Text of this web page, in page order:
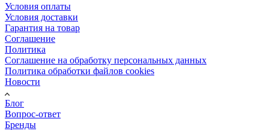
Условия оплаты
Условия доставки
Гарантия на товар
Соглашение
Политика
Соглашение на обработку персональных данных
Политика обработки файлов cookies
Новости
Блог
Вопрос-ответ
Бренды